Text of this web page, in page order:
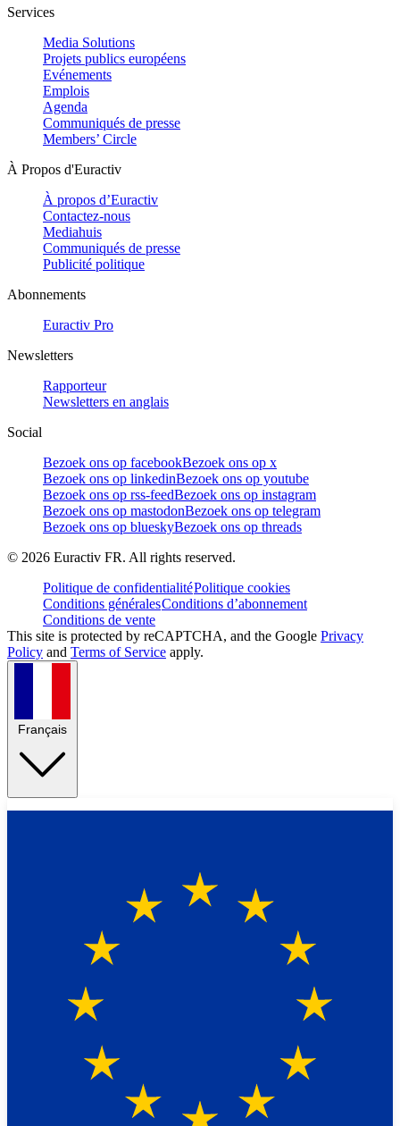
Services
Media Solutions
Projets publics européens
Evénements
Emplois
Agenda
Communiqués de presse
Members’ Circle
À Propos d'Euractiv
À propos d’Euractiv
Contactez-nous
Mediahuis
Communiqués de presse
Publicité politique
Abonnements
Euractiv Pro
Newsletters
Rapporteur
Newsletters en anglais
Social
Bezoek ons op facebookBezoek ons op x
Bezoek ons op linkedinBezoek ons op youtube
Bezoek ons op rss-feedBezoek ons op instagram
Bezoek ons op mastodonBezoek ons op telegram
Bezoek ons op blueskyBezoek ons op threads
© 2026 Euractiv FR. All rights reserved.
Politique de confidentialitéPolitique cookies
Conditions généralesConditions d’abonnement
Conditions de vente
This site is protected by reCAPTCHA, and the Google Privacy
Policy and Terms of Service apply.
Français